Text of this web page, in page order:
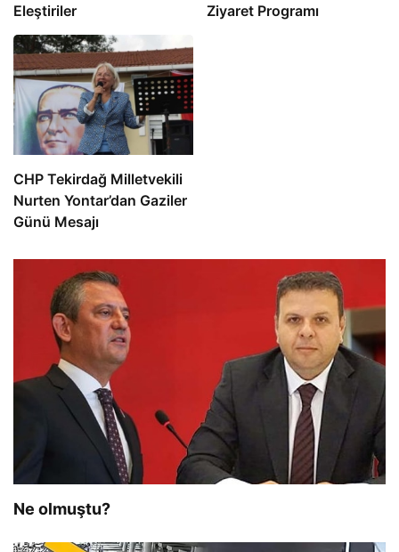
Eleştiriler
Ziyaret Programı
CHP Tekirdağ Milletvekili
Nurten Yontar’dan Gaziler
Günü Mesajı
Ne olmuştu?